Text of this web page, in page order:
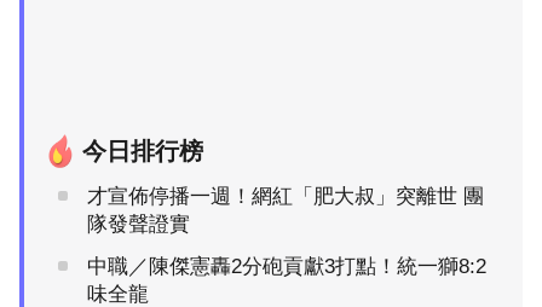
今日排行榜
才宣佈停播一週！網紅「肥大叔」突離世 團
隊發聲證實
中職／陳傑憲轟2分砲貢獻3打點！統一獅8:2
味全龍